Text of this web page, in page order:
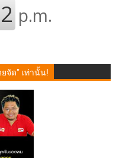
จัด" เท่านั้น!